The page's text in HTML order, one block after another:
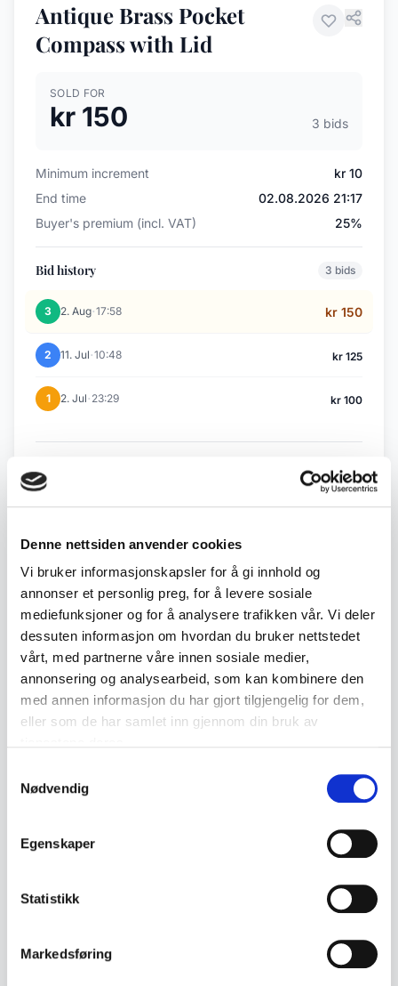
Denne nettsiden anvender cookies
Vi bruker informasjonskapsler for å gi innhold og
annonser et personlig preg, for å levere sosiale
mediefunksjoner og for å analysere trafikken vår. Vi deler
dessuten informasjon om hvordan du bruker nettstedet
vårt, med partnerne våre innen sosiale medier,
annonsering og analysearbeid, som kan kombinere den
med annen informasjon du har gjort tilgjengelig for dem,
eller som de har samlet inn gjennom din bruk av
Nødvendig
Egenskaper
Statistikk
Markedsføring
Antique Brass Pocket
Compass with Lid
SOLD FOR
kr 150 3 bids
Minimum increment
kr 10
End time
02.08.2026 21:17
Buyer's premium (incl. VAT)
25%
Bid history 3 bids
3 2. Aug·17:58 kr 150
2 11. Jul·10:48 kr 125
1 2. Jul· 23:29 kr 100
← Previous lot
Description
Antique brass pocket compass with hinged
protective lid. A compact model suitable both as
• Round model with lid
• Appears to be of older age, likely from the